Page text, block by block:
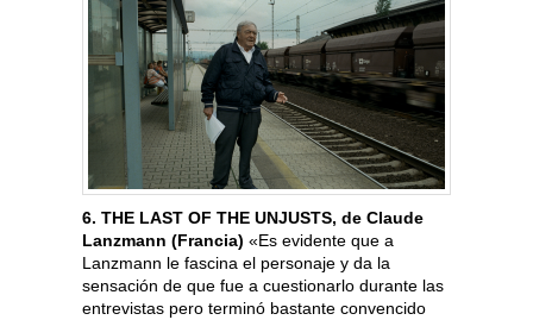
6. THE LAST OF THE UNJUSTS, de Claude
Lanzmann (Francia) «Es evidente que a
Lanzmann le fascina el personaje y da la
sensación de que fue a cuestionarlo durante las
entrevistas pero terminó bastante convencido